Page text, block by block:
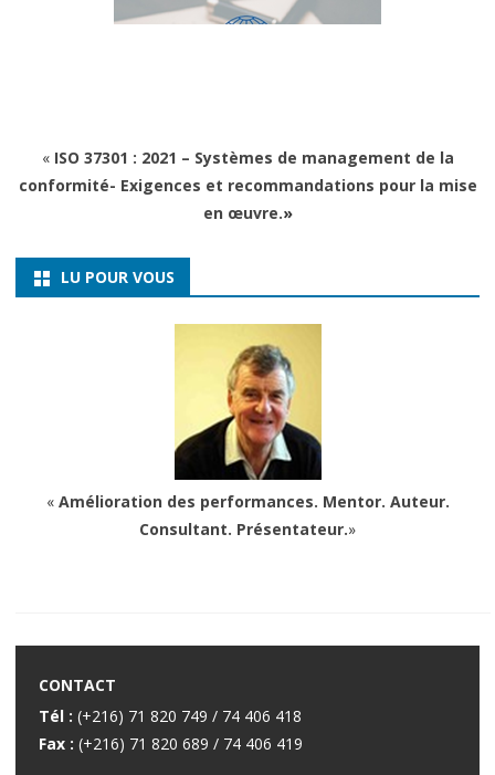
« ISO 37301 : 2021 – Systèmes de management de la
conformité- Exigences et recommandations pour la mise
en œuvre.»
LU POUR VOUS
« Amélioration des performances. Mentor. Auteur.
Consultant. Présentateur.»
CONTACT
Tél : (+216) 71 820 749 / 74 406 418
Fax : (+216) 71 820 689 / 74 406 419